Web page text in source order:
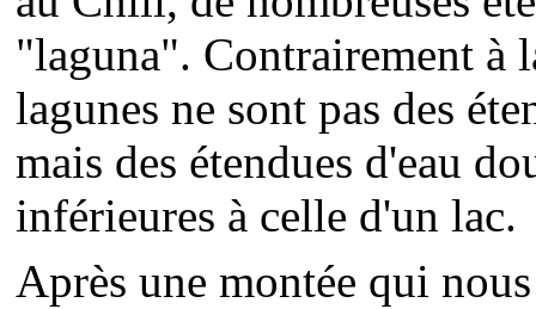
"laguna". Contrairement à
lagunes ne sont pas des
mais des étendues d'eau
inférieures à celle d'un lac.
Après une montée qui